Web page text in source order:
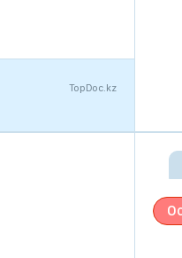
TopDoc.kz